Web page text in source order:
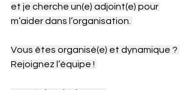
et je cherche un(e) adjoint(e) pour
m’aider dans l’organisation.
Vous êtes organisé(e) et dynamique ?
Rejoignez l’équipe !